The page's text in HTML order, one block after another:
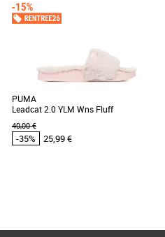
PUMA
Leadcat 2.0 YLM Wns Fluff
40,00 €
-35% 25,99 €